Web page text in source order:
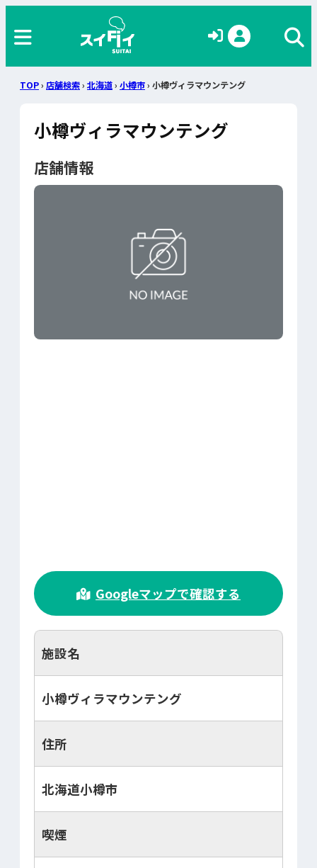
TOP› 店舗検索› 北海道› 小樽市› 小樽ヴィラマウンテング
小樽ヴィラマウンテング
店舗情報
>
Googleマップで確認する
施設名
小樽ヴィラマウンテング
住所
北海道小樽市
喫煙